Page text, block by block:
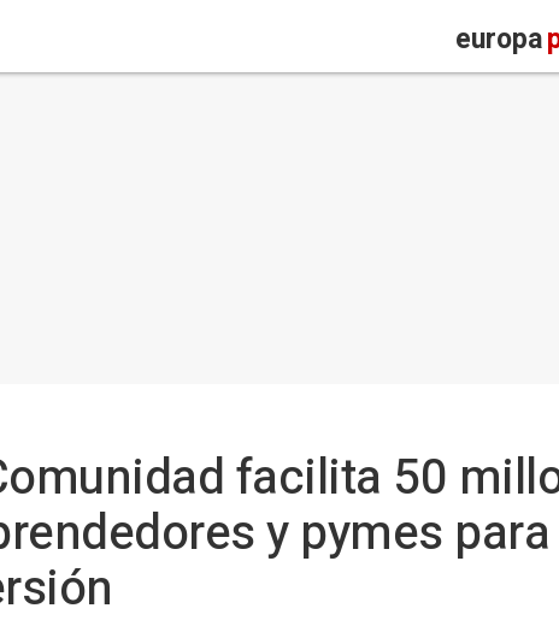
europa
facilita 50
y pymes